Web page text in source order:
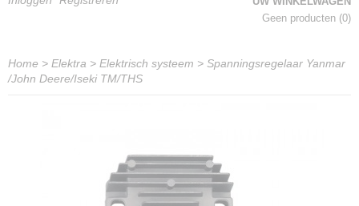
Geen producten (0)
Home > Elektra > Elektrisch systeem > Spanningsregelaar Yanmar
/John Deere/Iseki TM/THS